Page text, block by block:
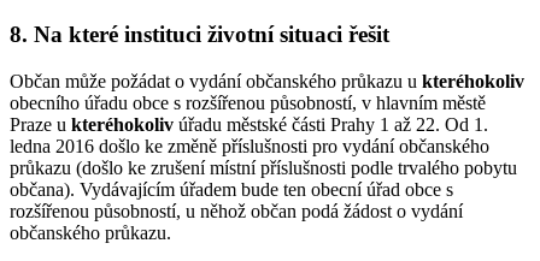
8. Na které instituci životní situaci řešit
Občan může požádat o vydání občanského průkazu u kteréhokoliv
obecního úřadu obce s rozšířenou působností, v hlavním městě
Praze u kteréhokoliv úřadu městské části Prahy 1 až 22. Od 1.
ledna 2016 došlo ke změně příslušnosti pro vydání občanského
průkazu (došlo ke zrušení místní příslušnosti podle trvalého pobytu
občana). Vydávajícím úřadem bude ten obecní úřad obce s
rozšířenou působností, u něhož občan podá žádost o vydání
občanského průkazu.